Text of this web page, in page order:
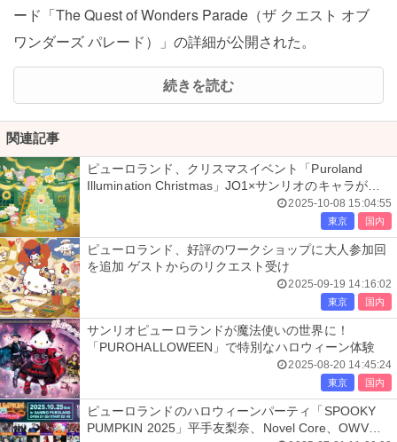
ード「The Quest of Wonders Parade（ザ クエスト オブ
ワンダーズ パレード）」の詳細が公開された。
続きを読む
関連記事
ピューロランド、クリスマスイベント「Puroland
Illumination Christmas」JO1×サンリオのキャラが初
2025-10-08 15:04:55
東京 国内
ピューロランド、好評のワークショップに大人参加回
を追加 ゲストからのリクエスト受け
2025-09-19 14:16:02
東京 国内
サンリオピューロランドが魔法使いの世界に！
「PUROHALLOWEEN」で特別なハロウィーン体験
2025-08-20 14:45:24
東京 国内
ピューロランドのハロウィーンパーティ「SPOOKY
PUMPKIN 2025」平手友梨奈、Novel Core、OWVら